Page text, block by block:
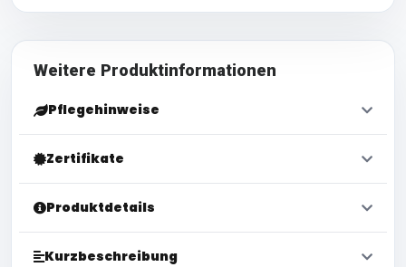
Weitere Produktinformationen
Pflegehinweise
Zertifikate
Produktdetails
Kurzbeschreibung